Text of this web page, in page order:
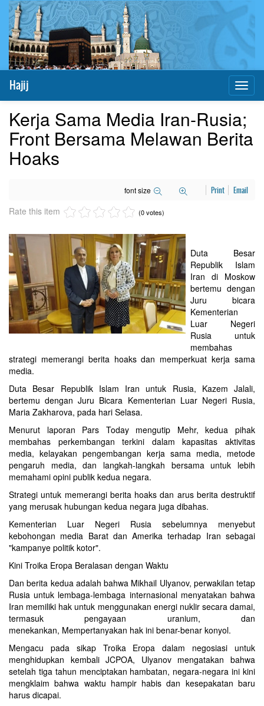
Hajij
Kerja Sama Media Iran-Rusia;
Front Bersama Melawan Berita
Hoaks
font size Print Email
Rate this item (0 votes)
Duta Besar
Republik Islam
Iran di Moskow
bertemu dengan
Juru bicara
Kementerian
Luar Negeri
Rusia untuk
membahas
strategi memerangi berita hoaks dan memperkuat kerja sama
media.
Duta Besar Republik Islam Iran untuk Rusia, Kazem Jalali,
bertemu dengan Juru Bicara Kementerian Luar Negeri Rusia,
Maria Zakharova, pada hari Selasa.
Menurut laporan Pars Today mengutip Mehr, kedua pihak
membahas perkembangan terkini dalam kapasitas aktivitas
media, kelayakan pengembangan kerja sama media, metode
pengaruh media, dan langkah-langkah bersama untuk lebih
memahami opini publik kedua negara.
Strategi untuk memerangi berita hoaks dan arus berita destruktif
yang merusak hubungan kedua negara juga dibahas.
Kementerian Luar Negeri Rusia sebelumnya menyebut
kebohongan media Barat dan Amerika terhadap Iran sebagai
"kampanye politik kotor".
Kini Troika Eropa Beralasan dengan Waktu
Dan berita kedua adalah bahwa Mikhail Ulyanov, perwakilan tetap
Rusia untuk lembaga-lembaga internasional menyatakan bahwa
Iran memiliki hak untuk menggunakan energi nuklir secara damai,
termasuk pengayaan uranium, dan
menekankan, Mempertanyakan hak ini benar-benar konyol.
Mengacu pada sikap Troika Eropa dalam negosiasi untuk
menghidupkan kembali JCPOA, Ulyanov mengatakan bahwa
setelah tiga tahun menciptakan hambatan, negara-negara ini kini
mengklaim bahwa waktu hampir habis dan kesepakatan baru
harus dicapai.